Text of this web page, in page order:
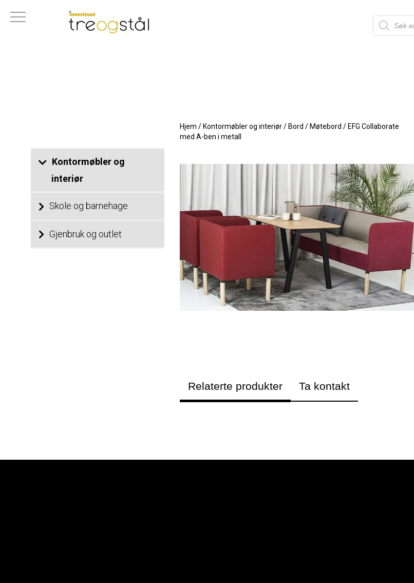
Kontormøbler og
interiør
Skole og barnehage
Gjenbruk og outlet
Hjem / Kontormøbler og interiør/ Bord / Møtebord / EFG Collaborate
med A-ben i metall
Relaterte produkter Ta kontakt